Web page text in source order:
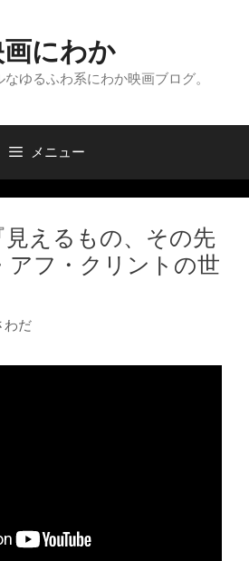
にわか
ゆるふわ系にわか映画ブログ。
メニュー
見えるもの、その先
フ・クリントの世
わだ